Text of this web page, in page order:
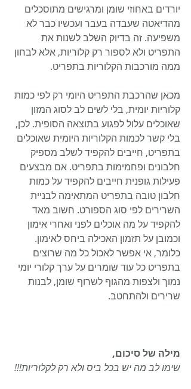
יורדים באחוזי שומן ומרגישים מתוסכלים
מהדיאטה שעבדה בעבר ועכשיו כבר לא
משפיעה. זה בדיוק השלב לשנות את
התפריט ולא לספור רק קלוריות, אלא לבחון
ממה מורכבות הקלוריות בתפריט.
מכאן שהרכבת התפריט היומי רק לפי כמות
קלוריות יומית, בלי לשים לב לסוג המזון
שאוכלים עלול לפגוע בתוצאה הסופית. לכן,
בלי קשר לכמות הקלוריות היומית שאוכלים
בתפריט, חייבים להקפיד לשלב מספיק
חלבונים ופחמימות בתפריט. אם מבצעים
פעילות גופנית חייבים להקפיד על כמות
חלבון טובה בתפריט המתאימה לבניית
השרירים לפי סוג הספורט. חשוב מאד
להקפיד על מה אוכלים לפני ואחרי אימון
וכמובן על תזמון האכילה ביחס לאימון.
כלומר, אי אפשר לאכול כל מה שרוצים
בתפריט כל עוד שומרים על ערך קלורי יומי
נמוך ולצפות מהגוף לשרוף שומן, לבנות
שרירים ולהתחטב.
מילה של סיכום,
שימו לב מה יש בכל ביס ולא רק לקלוריות!!!